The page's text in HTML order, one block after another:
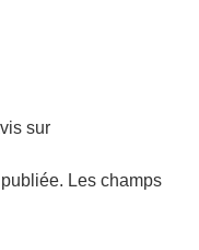
sur
Les champs